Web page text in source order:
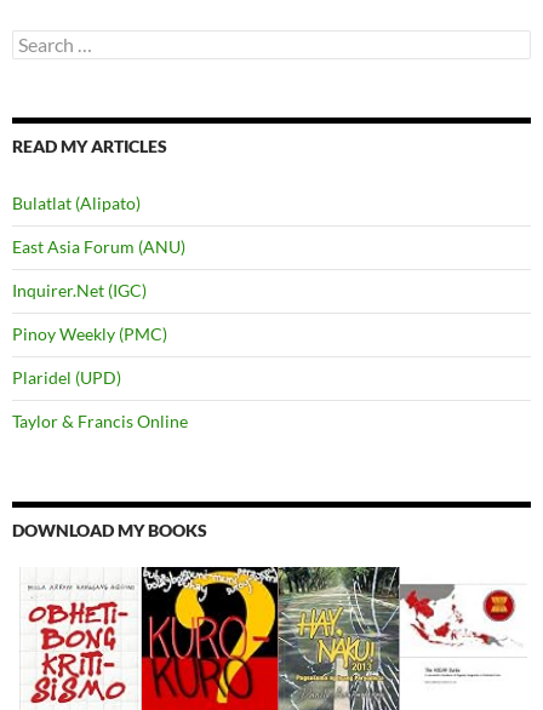
Search
for:
READ MY ARTICLES
Bulatlat (Alipato)
East Asia Forum (ANU)
Inquirer.Net (IGC)
Pinoy Weekly (PMC)
Plaridel (UPD)
Taylor & Francis Online
DOWNLOAD MY BOOKS